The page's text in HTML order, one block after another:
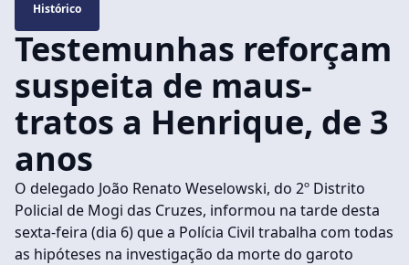
Histórico
Testemunhas reforçam
suspeita de maus-
tratos a Henrique, de 3
anos
O delegado João Renato Weselowski, do 2º Distrito
Policial de Mogi das Cruzes, informou na tarde desta
sexta-feira (dia 6) que a Polícia Civil trabalha com todas
as hipóteses na investigação da morte do garoto